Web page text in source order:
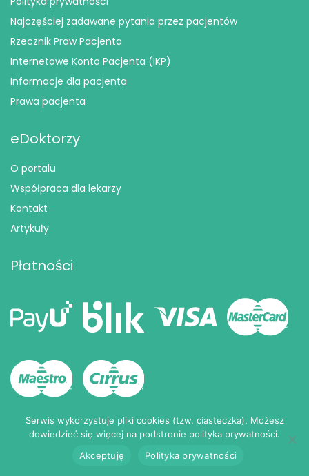
Najczęściej zadawane pytania przez pacjentów
Rzecznik Praw Pacjenta
Internetowe Konto Pacjenta (IKP)
Informacje dla pacjenta
Prawa pacjenta
eDoktorzy
O portalu
Współpraca dla lekarzy
Kontakt
Artykuły
Płatności
Podmiot medyczny
Podmiot leczniczy wpisany do Rejestru podmiotów
Serwis wykorzystuje pliki cookies (tzw. ciasteczka). Możesz
dowiedzieć się więcej na podstronie polityka prywatności.
Akceptuję
Polityka prywatności